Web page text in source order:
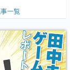
洋に流れる血は
【若ゲのいた
一覧